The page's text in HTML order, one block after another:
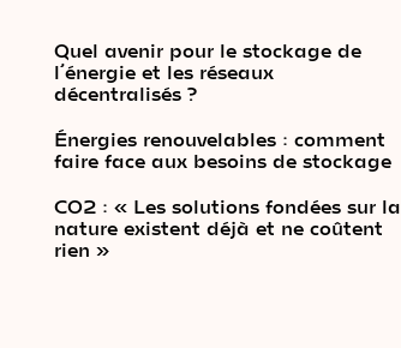
Quel avenir pour le stockage de
l’énergie et les réseaux
décentralisés ?
Énergies renouvelables : comment
faire face aux besoins de stockage
CO2 : « Les solutions fondées sur la
nature existent déjà et ne coûtent
rien »